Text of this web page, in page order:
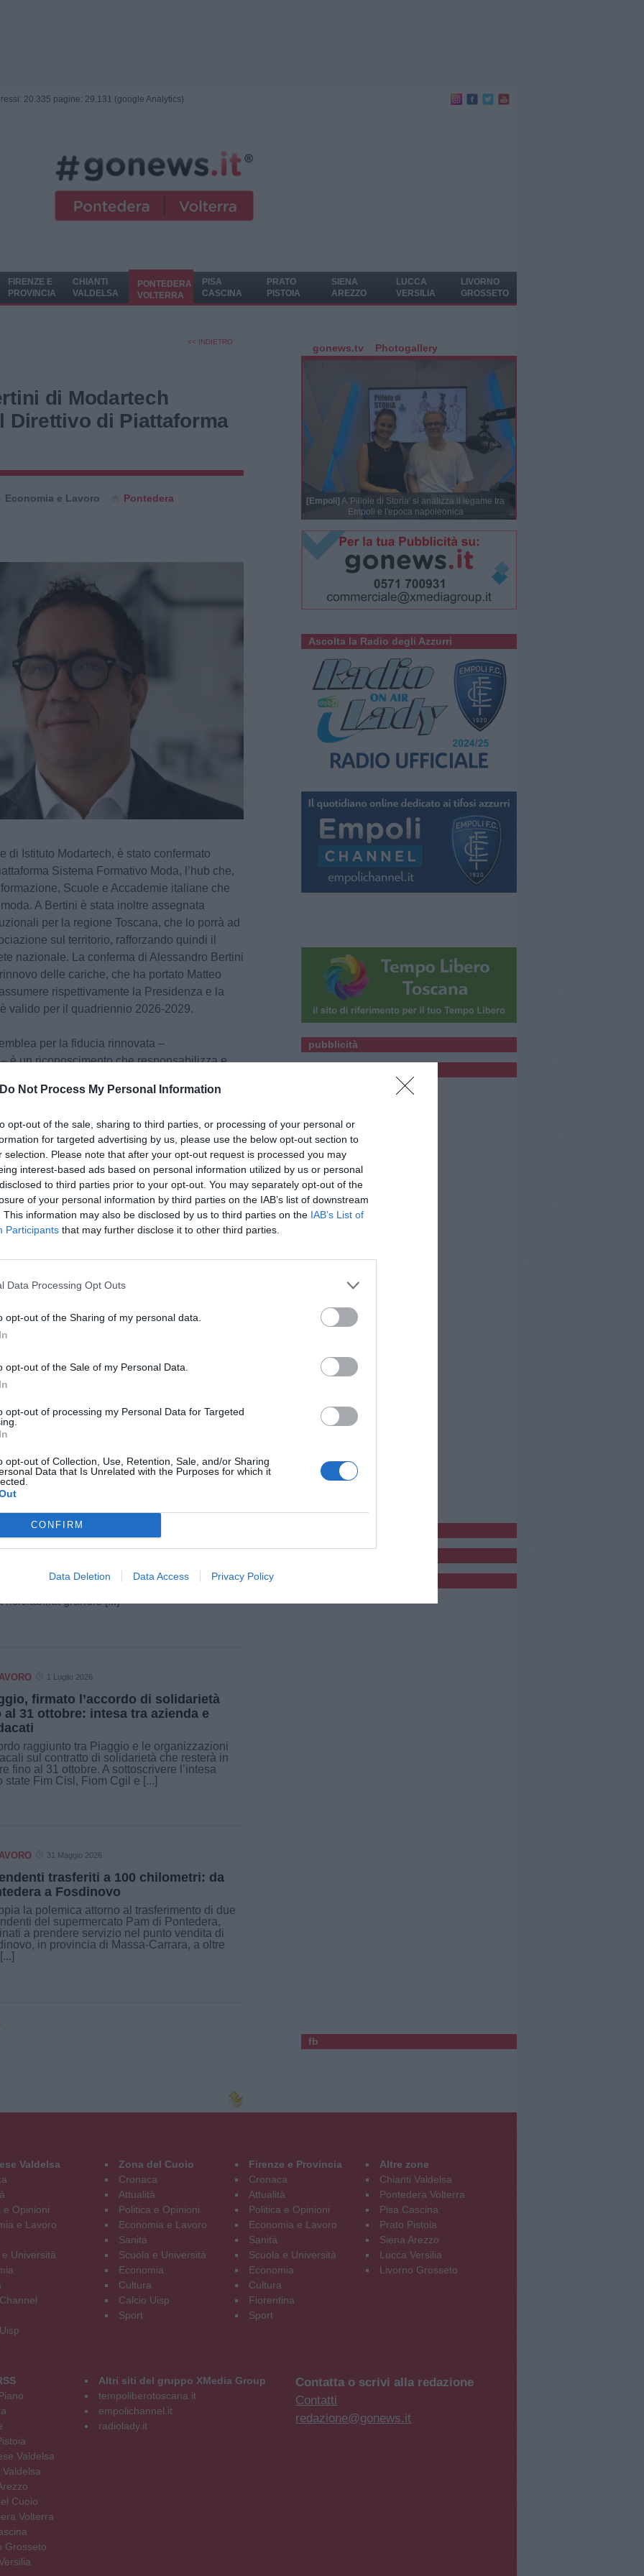
Do Not Process My Personal Information
opt-out of the sale, sharing to third parties, or processing of your personal or
for targeted advertising by us, please use the below opt-out section to
selection. Please note that after your opt-out request is processed you may
interest-based ads based on personal information utilized by us or personal
to third parties prior to your opt-out. You may separately opt-out of the
of your personal information by third parties on the IAB’s list of downstream
This information may also be disclosed by us to third parties on the IAB’s List of
Participants that may further disclose it to other third parties.
Data Processing Opt Outs
opt-out of the Sharing of my personal data.
opt-out of the Sale of my Personal Data.
opt-out of processing my Personal Data for Targeted
opt-out of Collection, Use, Retention, Sale, and/or Sharing
Data that Is Unrelated with the Purposes for which it
CONFIRM
Data Deletion Data Access Privacy Policy
20.335 pagine: 29.131 (google Analytics)
FIRENZE E
PROVINCIA
CHIANTI
VALDELSA
PONTEDERA
VOLTERRA
PISA
CASCINA
PRATO
PISTOIA
SIENA
AREZZO
LUCCA
VERSILIA
LIVORNO
GROSSETO
<< INDIETRO
di Modartech
Direttivo di Piattaforma
Economia e Lavoro Pontedera
di Istituto Modartech, è stato confermato
Sistema Formativo Moda, l’hub che,
Scuole e Accademie italiane che
A Bertini è stata inoltre assegnata
per la regione Toscana, che lo porrà ad
sul territorio, rafforzando quindi il
nazionale. La conferma di Alessandro Bertini
delle cariche, che ha portato Matteo
rispettivamente la Presidenza e la
valido per il quadriennio 2026-2029.
per la fiducia rinnovata –
è un riconoscimento che responsabilizza e,
ancora meglio. Il nuovo mandato ci
svolto e a compiere un salto di qualità,
Sistema Formativo Moda come
nel dialogo con istituzioni e filiera
istituzionali per la Toscana rappresenta
importante, perché significa mettere a
che è da sempre uno dei cuori
relazioni solide e durature con enti,
Il mio obiettivo sarà quello di favorire un
tra formazione, imprese e mondo del lavoro,
studenti delle discipline creative rispondano
del settore. La Toscana dispone di distretti
livello: lavorare in rete, creare sinergie e
per generare nuove opportunità
Credo profondamente nel valore del ‘fare
istituzioni formative. È da qui che nasce una
produrre benefici reali e duraturi per tutti.”
certifica la riciclabilità dei manufatti
con il proprio granulo riciclato
circolare di Revet. Il primo riguarda una
riciclabilità granulo [...]
1 Luglio 2026
firmato l’accordo di solidarietà
al 31 ottobre: intesa tra azienda e
raggiunto tra Piaggio e le organizzazioni
sul contratto di solidarietà che resterà in
fino al 31 ottobre. A sottoscrivere l’intesa
state Fim Cisl, Fiom Cgil e [...]
31 Maggio 2026
trasferiti a 100 chilometri: da
a Fosdinovo
la polemica attorno al trasferimento di due
del supermercato Pam di Pontedera,
a prendere servizio nel punto vendita di
in provincia di Massa-Carrara, a oltre
gonews.tv Photogallery
[Empoli] A 'Pillole di Storia' si analizza il legame tra
Empoli e l'epoca napoleonica
Ascolta la Radio degli Azzurri
pubblicità
fb
Valdelsa
e Opinioni
e Lavoro
e Università
Zona del Cuoio
Cronaca
Attualità
Politica e Opinioni
Economia e Lavoro
Sanità
Scuola e Università
Economia
Cultura
Calcio Uisp
Sport
Firenze e Provincia
Cronaca
Attualità
Politica e Opinioni
Economia e Lavoro
Sanità
Scuola e Università
Economia
Cultura
Fiorentina
Sport
Altre zone
Chianti Valdelsa
Pontedera Volterra
Pisa Cascina
Prato Pistoia
Siena Arezzo
Lucca Versilia
Livorno Grosseto
Valdelsa
Valdelsa
Cuoio
Volterra
Grosseto
Altri siti del gruppo XMedia Group
tempoliberotoscana.it
empolichannel.it
radiolady.it
Contatta o scrivi alla redazione
Contatti
redazione@gonews.it